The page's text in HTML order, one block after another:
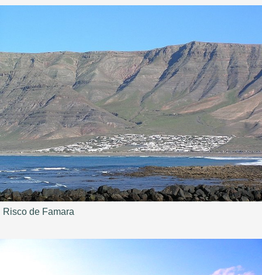
Risco de Famara